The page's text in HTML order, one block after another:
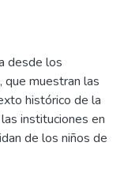
desde los
muestran las
histórico de la
instituciones en
de los niños de